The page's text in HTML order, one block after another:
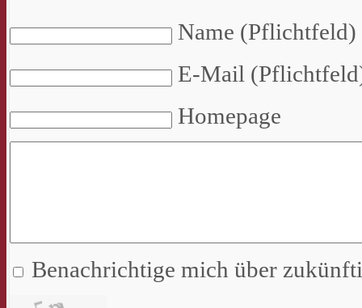
Name (Pflichtfeld)
E-Mail
Homepage
Benachrichtige mich über